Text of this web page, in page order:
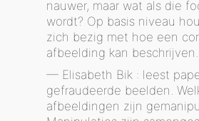
nauwer, maar wat als die
wordt? Op basis niveau
zich bezig met hoe een
afbeelding kan beschrijven.
— Elisabeth Bik : leest
gefraudeerde beelden.
afbeeldingen zijn